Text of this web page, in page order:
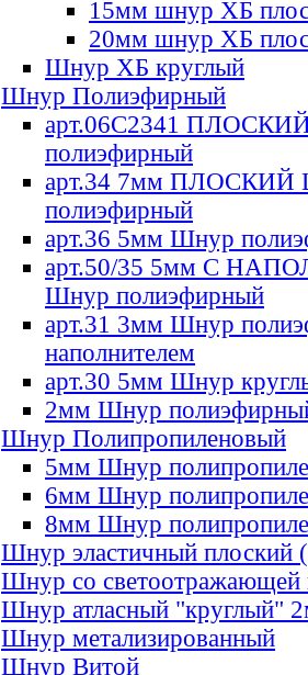
15мм шнур ХБ
20мм шнур ХБ
Шнур ХБ круглый
Шнур Полиэфирный
арт.06С2341
полиэфирный
арт.34 7мм ПЛОСКИЙ
полиэфирный
арт.36 5мм Шнур
арт.50/35 5мм С
Шнур полиэфирный
арт.31 3мм Шнур
наполнителем
арт.30 5мм Шнур
2мм Шнур
Шнур Полипропиленовый
5мм Шнур
6мм Шнур
8мм Шнур
Шнур эластичный плоский
Шнур со светоотражающей
Шнур атласный "круглый"
Шнур метализированный
Шнур Витой